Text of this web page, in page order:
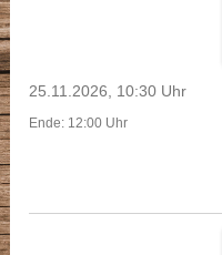
25.11.2026, 10:30 Uhr
Ende: 12:00 Uhr